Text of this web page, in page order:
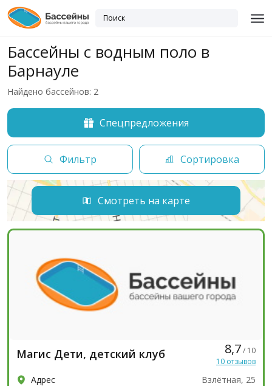
Бассейны с водным поло в
Барнауле
Найдено бассейнов: 2
Спецпредложения
Фильтр Сортировка
Смотреть на карте
Магис Дети, детский клуб 8,7/ 10
10 отзывов
Адрес
Взлётная, 25